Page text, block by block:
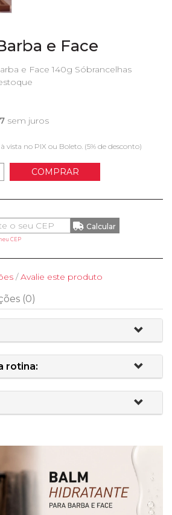
e Face
e Face 140g Sóbrancelhas
sem juros
à vista no PIX ou Boleto. (5% de desconto)
COMPRAR
CEP
/Avalie este produto
(0)
rotina: